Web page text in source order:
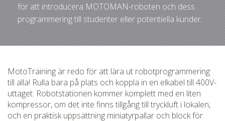
för att introducera MOTOMAN-roboten och dess
programmering till studenter eller potentiella kunder.
MotoTraining är redo för att lära ut robotprogrammering
till alla! Rulla bara på plats och koppla in en elkabel till 400V-
uttaget. Robotstationen kommer komplett med en liten
kompressor, om det inte finns tillgång till tryckluft i lokalen,
och en praktisk uppsättning miniatyrpallar och block för